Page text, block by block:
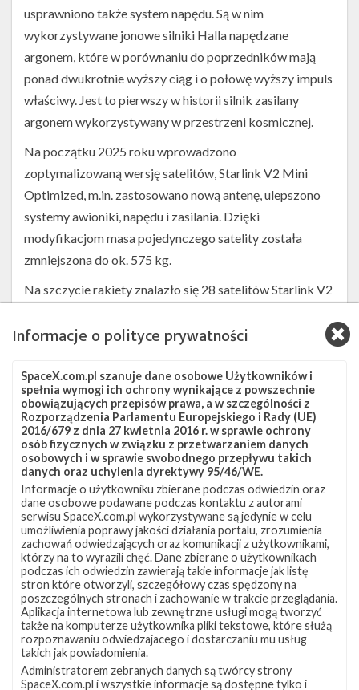
usprawniono także system napędu. Są w nim
wykorzystywane jonowe silniki Halla napędzane
argonem, które w porównaniu do poprzedników mają
ponad dwukrotnie wyższy ciąg i o połowę wyższy impuls
właściwy. Jest to pierwszy w historii silnik zasilany
argonem wykorzystywany w przestrzeni kosmicznej.
Na początku 2025 roku wprowadzono
zoptymalizowaną wersję satelitów, Starlink V2 Mini
Optimized, m.in. zastosowano nową antenę, ulepszono
systemy awioniki, napędu i zasilania. Dzięki
modyfikacjom masa pojedynczego satelity została
zmniejszona do ok. 575 kg.
Na szczycie rakiety znalazło się 28 satelitów Starlink V2
okołoziemską (LEO) o inklinacji 53°.
Szukaj po tematach
Falcon 9 JRTI LC-39A Starlink
Starlink Group 10-57 Starlink-299
Informacje o polityce prywatności
SpaceX.com.pl szanuje dane osobowe Użytkowników i
spełnia wymogi ich ochrony wynikające z powszechnie
obowiązujących przepisów prawa, a w szczególności z
Rozporządzenia Parlamentu Europejskiego i Rady (UE)
2016/679 z dnia 27 kwietnia 2016 r. w sprawie ochrony
osób fizycznych w związku z przetwarzaniem danych
osobowych i w sprawie swobodnego przepływu takich
danych oraz uchylenia dyrektywy 95/46/WE.
Informacje o użytkowniku zbierane podczas odwiedzin oraz
dane osobowe podawane podczas kontaktu z autorami
serwisu SpaceX.com.pl wykorzystywane są jedynie w celu
umożliwienia poprawy jakości działania portalu, zrozumienia
zachowań odwiedzających oraz komunikacji z użytkownikami,
którzy na to wyrazili chęć. Dane zbierane o użytkownikach
podczas ich odwiedzin zawierają takie informacje jak listę
stron które otworzyli, szczegółowy czas spędzony na
poszczególnych stronach i zachowanie w trakcie przeglądania.
Aplikacja internetowa lub zewnętrzne usługi mogą tworzyć
także na komputerze użytkownika pliki tekstowe, które służą
rozpoznawaniu odwiedzajacego i dostarczaniu mu usług
takich jak powiadomienia.
Administratorem zebranych danych są twórcy strony
SpaceX.com.pl i wszystkie informacje są dostępne tylko i